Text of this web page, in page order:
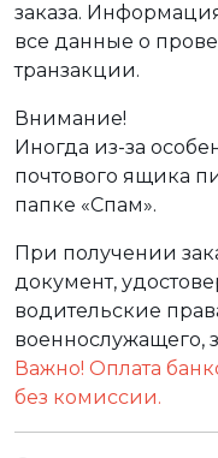
заказа.
все данные о
транзакции.
Внимание!
Иногда из-за
почтового ящика
папке «Спам».
При получении
документ,
водительские
военнослужащего,
Важно! Оплата
без комиссии.